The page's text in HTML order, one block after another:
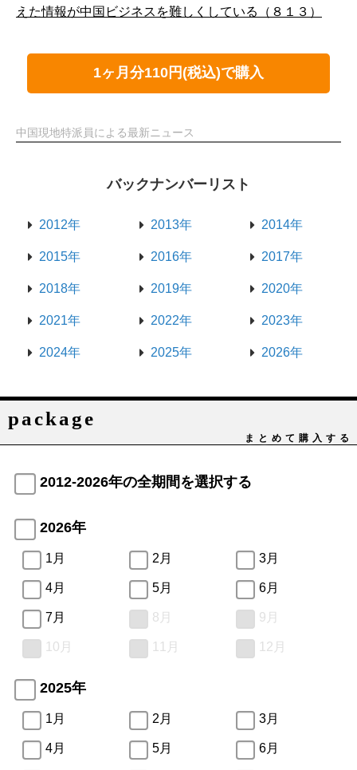
えた情報が中国ビジネスを難しくしている（８１３）
1ヶ月分110円(税込)で購入
中国現地特派員による最新ニュース
バックナンバーリスト
2012年 2013年 2014年
2015年 2016年 2017年
2018年 2019年 2020年
2021年 2022年 2023年
2024年 2025年 2026年
package
まとめて購入する
2012-2026年の全期間を選択する
2026年
1月 2月 3月
4月 5月 6月
7月 8月 9月
10月 11月 12月
2025年
1月 2月 3月
4月 5月 6月